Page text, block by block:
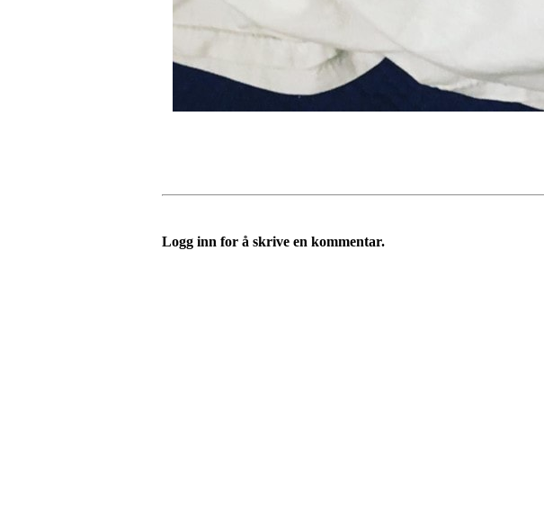
Logg inn for å skrive en kommentar.